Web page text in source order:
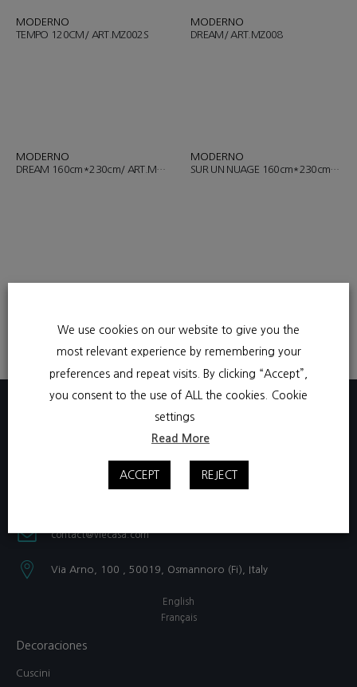
MODERNO
TEMPO 120CM/ ART.MZ002S
MODERNO
DREAM/ ART.MZ008
MODERNO
DREAM 160cm*230cm/ ART.MZ008
MODERNO
SUR UN NUAGE 160cm*230cm/ ART.MZ007
contact@viecasa.com
Via Arno, 100 , 50019, Osmannoro (Fi), Italy​
English
Français
Decoraciones
Cuscini
We use cookies on our website to give you the
most relevant experience by remembering your
preferences and repeat visits. By clicking “Accept”,
you consent to the use of ALL the cookies.
Cookie
settings
Read More
ACCEPT REJECT